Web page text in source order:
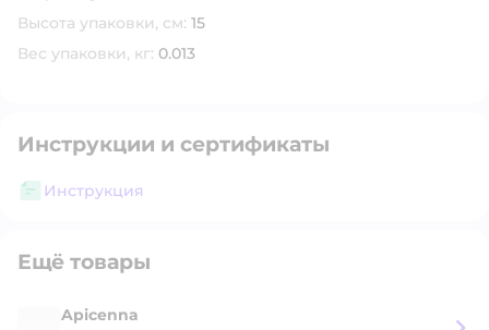
Высота упаковки, см: 15
Вес упаковки, кг: 0.013
Инструкции и сертификаты
Инструкция
Ещё товары
Apicenna